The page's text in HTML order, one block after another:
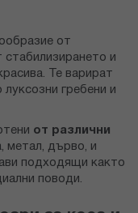
от
стабилизирането и
Те варират
луксозни гребени и
от различни
метал, дърво, и
подходящи както
поводи.